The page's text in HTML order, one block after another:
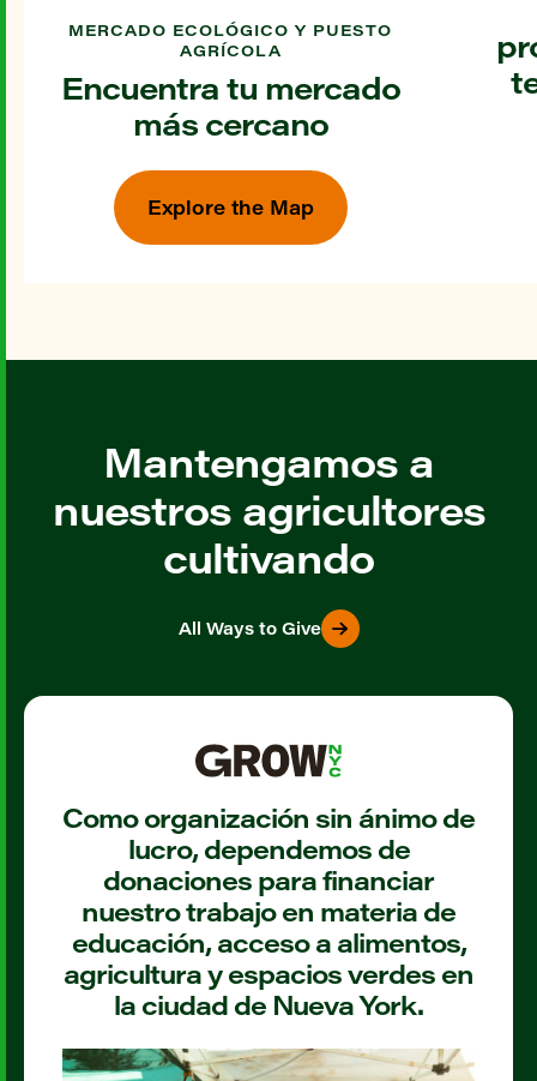
MERCADO ECOLÓGICO Y PUESTO
AGRÍCOLA
Encuentra tu mercado
más cercano
Explore the Map
Mantengamos a
nuestros agricultores
cultivando
All Ways to Give
Como organización sin ánimo de
lucro, dependemos de
donaciones para financiar
nuestro trabajo en materia de
educación, acceso a alimentos,
agricultura y espacios verdes en
la ciudad de Nueva York.